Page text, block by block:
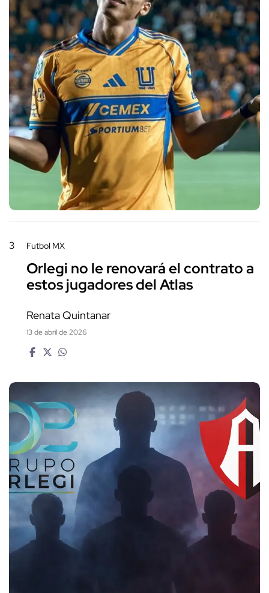
3 Futbol MX
Orlegi no le renovará el contrato a
estos jugadores del Atlas
Renata Quintanar
13 de abril de 2026